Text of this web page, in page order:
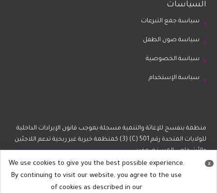
السياسات
سياسة جمع التبرعات
سياسة صون الطفل
سياسة الخصوصية
سياسة الإستخدام
منظمة بنفسج للإغاثة والتنمية مسجلة بموجب قانون الإيرادات الداخلية
للولايات المتحدة رقم 501 (C) (3) كمنظمة خيرية غير ربحية تدعم اللاجئين
والأشخاص المستضعفين.
x
We use cookies to give you the best possible experience.
By continuing to visit our website, you agree to the use
of cookies as described in our